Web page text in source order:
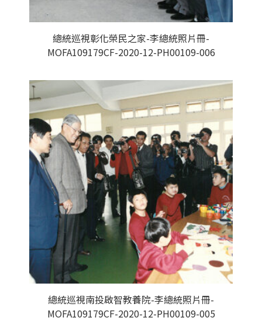
總統巡視彰化榮民之家-李總統照片冊-
MOFA109179CF-2020-12-PH00109-006
總統巡視南投啟智教養院-李總統照片冊-
MOFA109179CF-2020-12-PH00109-005